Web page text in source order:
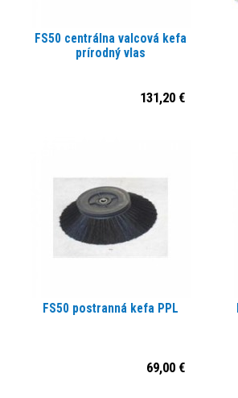
FS50 centrálna valcová kefa
prírodný vlas
131,20 €
FS50 postranná kefa PPL
69,00 €